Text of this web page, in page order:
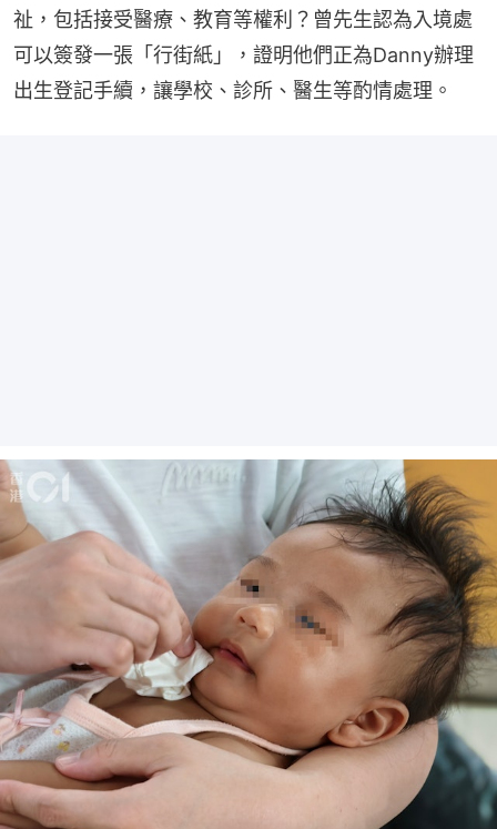
祉，包括接受醫療、教育等權利？曾先生認為入境處
可以簽發一張「行街紙」，證明他們正為Danny辦理
出生登記手續，讓學校、診所、醫生等酌情處理。